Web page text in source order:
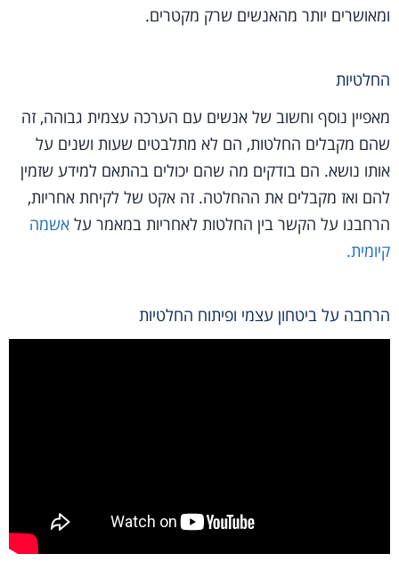
ומאושרים יותר מהאנשים שרק מקטרים.
החלטיות
מאפיין נוסף וחשוב של אנשים עם הערכה עצמית גבוהה, זה
שהם מקבלים החלטות, הם לא מתלבטים שעות ושנים על
אותו נושא. הם בודקים מה שהם יכולים בהתאם למידע שזמין
להם ואז מקבלים את ההחלטה. זה אקט של לקיחת אחריות,
הרחבנו על הקשר בין החלטות לאחריות במאמר על אשמה
קיומית.
הרחבה על ביטחון עצמי ופיתוח החלטיות